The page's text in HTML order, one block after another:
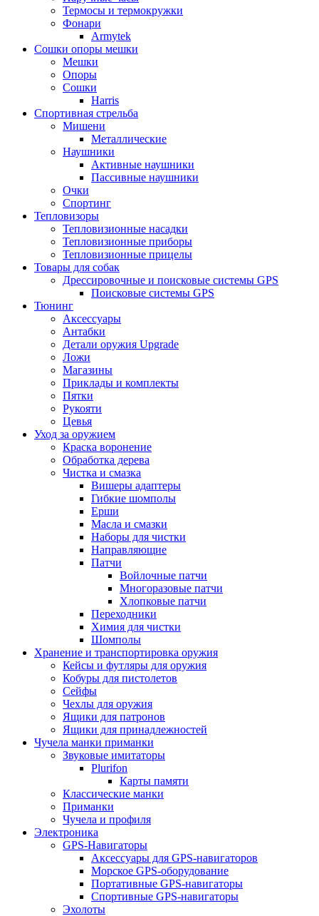
Термосы и термокружки
Фонари
Armytek
Сошки опоры мешки
Мешки
Опоры
Сошки
Harris
Спортивная стрельба
Мишени
Металлические
Наушники
Активные наушники
Пассивные наушники
Очки
Спортинг
Тепловизоры
Тепловизионные насадки
Тепловизионные приборы
Тепловизионные прицелы
Товары для собак
Дрессировочные и поисковые системы GPS
Поисковые системы GPS
Тюнинг
Аксессуары
Антабки
Детали оружия Upgrade
Ложи
Магазины
Приклады и комплекты
Пятки
Рукояти
Цевья
Уход за оружием
Краска воронение
Обработка дерева
Чистка и смазка
Вишеры адаптеры
Гибкие шомполы
Ерши
Масла и смазки
Наборы для чистки
Направляющие
Патчи
Войлочные патчи
Многоразовые патчи
Хлопковые патчи
Переходники
Химия для чистки
Шомполы
Хранение и транспортировка оружия
Кейсы и футляры для оружия
Кобуры для пистолетов
Сейфы
Чехлы для оружия
Ящики для патронов
Ящики для принадлежностей
Чучела манки приманки
Звуковые имитаторы
Plurifon
Карты памяти
Классические манки
Приманки
Чучела и профиля
Электроника
GPS-Навигаторы
Аксессуары для GPS-навигаторов
Морское GPS-оборудование
Портативные GPS-навигаторы
Спортивные GPS-навигаторы
Эхолоты